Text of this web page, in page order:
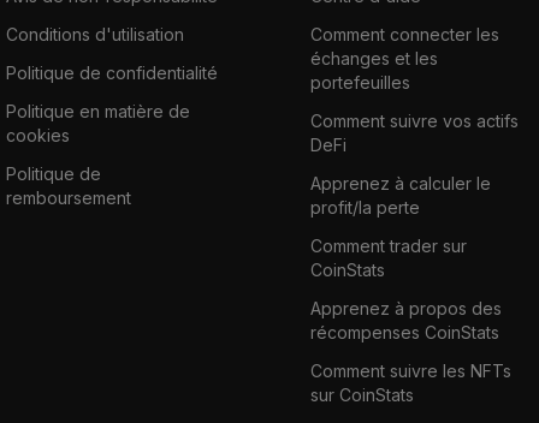
Conditions d'utilisation
Politique de confidentialité
Politique en matière de
cookies
Politique de
remboursement
Comment connecter les
échanges et les
portefeuilles
Comment suivre vos actifs
DeFi
Apprenez à calculer le
profit/la perte
Comment trader sur
CoinStats
Apprenez à propos des
récompenses CoinStats
Comment suivre les NFTs
sur CoinStats